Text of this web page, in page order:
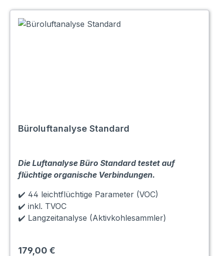
Büroluftanalyse Standard
Die Luftanalyse Büro Standard testet auf
flüchtige organische Verbindungen.
✔️ 44 leichtflüchtige Parameter (VOC)
✔️ inkl. TVOC
✔️ Langzeitanalyse (Aktivkohlesammler)
179,00 €